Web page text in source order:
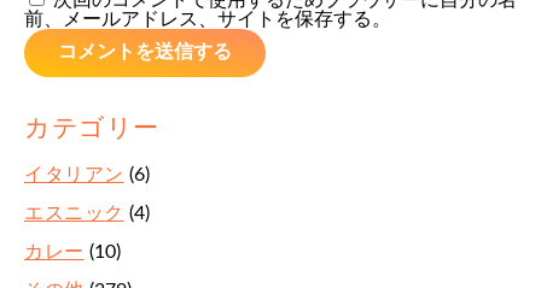
前、メールアドレス、サイトを保存する。
カテゴリー
イタリアン (6)
エスニック (4)
カレー (10)